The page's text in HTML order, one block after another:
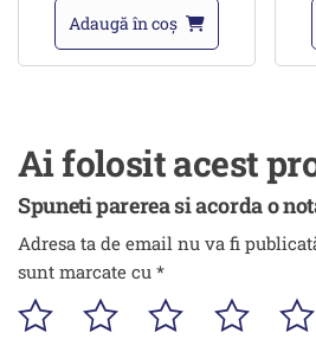
Adaugă în coș
Ai folosit acest
Spuneti parerea si acorda o
Adresa ta de email nu va fi
sunt marcate cu *